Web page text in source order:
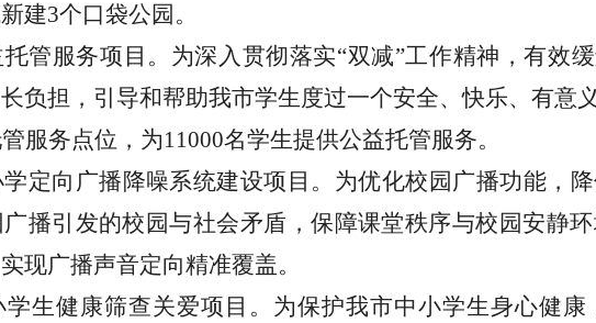
建3个口袋公园。
托管服务项目。为深入贯彻落实“双减”工作精神，有效
负担，引导和帮助我市学生度过一个安全、快乐、有意
服务点位，为11000名学生提供公益托管服务。
学定向广播降噪系统建设项目。为优化校园广播功能，
播引发的校园与社会矛盾，保障课堂秩序与校园安静
现广播声音定向精准覆盖。
学生健康筛查关爱项目。为保护我市中小学生身心健